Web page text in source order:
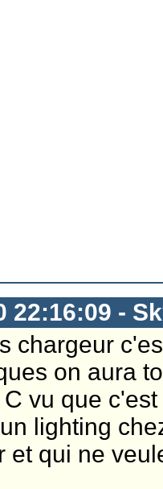
22:16:09 -
chargeur
on aura
vu que
lighting
et qui ne